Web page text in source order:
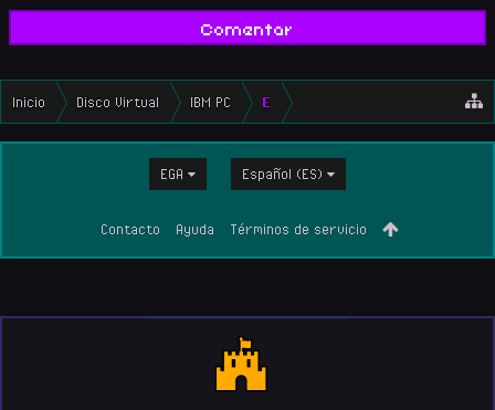
Comentar
Inicio Disco Virtual IBM PC E
EGA Español (ES)
Contacto Ayuda Términos de servicio